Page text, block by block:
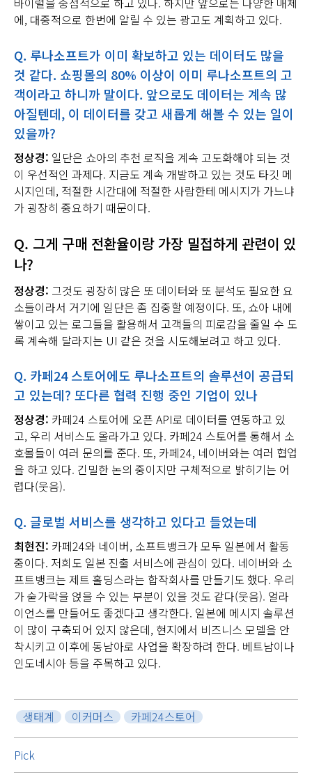
에, 대중적으로 한번에 알릴 수 있는 광고도 계획하고 있다.
Q. 루나소프트가 이미 확보하고 있는 데이터도 많을
것 같다. 쇼핑몰의 80% 이상이 이미 루나소프트의 고
객이라고 하니까 말이다. 앞으로도 데이터는 계속 많
아질텐데, 이 데이터를 갖고 새롭게 해볼 수 있는 일이
있을까?
정상경: 일단은 쇼아의 추천 로직을 계속 고도화해야 되는 것
이 우선적인 과제다. 지금도 계속 개발하고 있는 것도 타깃 메
시지인데, 적절한 시간대에 적절한 사람한테 메시지가 가느냐
가 굉장히 중요하기 때문이다.
Q. 그게 구매 전환율이랑 가장 밀접하게 관련이 있
나?
정상경: 그것도 굉장히 많은 또 데이터와 또 분석도 필요한 요
소들이라서 거기에 일단은 좀 집중할 예정이다. 또, 쇼아 내에
쌓이고 있는 로그들을 활용해서 고객들의 피로감을 줄일 수 도
록 계속해 달라지는 UI 같은 것을 시도해보려고 하고 있다.
Q. 카페24 스토어에도 루나소프트의 솔루션이 공급되
고 있는데? 또다른 협력 진행 중인 기업이 있나
정상경: 카페24 스토어에 오픈 API로 데이터를 연동하고 있
고, 우리 서비스도 올라가고 있다. 카페24 스토어를 통해서 소
호몰들이 여러 문의를 준다. 또, 카페24, 네이버와는 여러 협업
을 하고 있다. 긴밀한 논의 중이지만 구체적으로 밝히기는 어
렵다(웃음).
Q. 글로벌 서비스를 생각하고 있다고 들었는데
최현진: 카페24와 네이버, 소프트뱅크가 모두 일본에서 활동
중이다. 저희도 일본 진출 서비스에 관심이 있다. 네이버와 소
프트뱅크는 제트 홀딩스라는 합작회사를 만들기도 했다. 우리
가 숟가락을 얹을 수 있는 부분이 있을 것도 같다(웃음). 얼라
이언스를 만들어도 좋겠다고 생각한다. 일본에 메시지 솔루션
이 많이 구축되어 있지 않은데, 현지에서 비즈니스 모델을 안
착시키고 이후에 동남아로 사업을 확장하려 한다. 베트남이나
인도네시아 등을 주목하고 있다.
생태계 이커머스 카페24스토어
Pick